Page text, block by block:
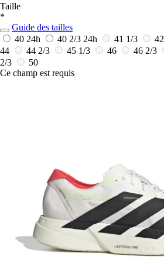
Taille
*
Guide des tailles
40 24h 40 2/3 24h 41 1/3 42
44
44 2/3 45 1/3 46 46 2/3
2/3
50
Ce champ est requis